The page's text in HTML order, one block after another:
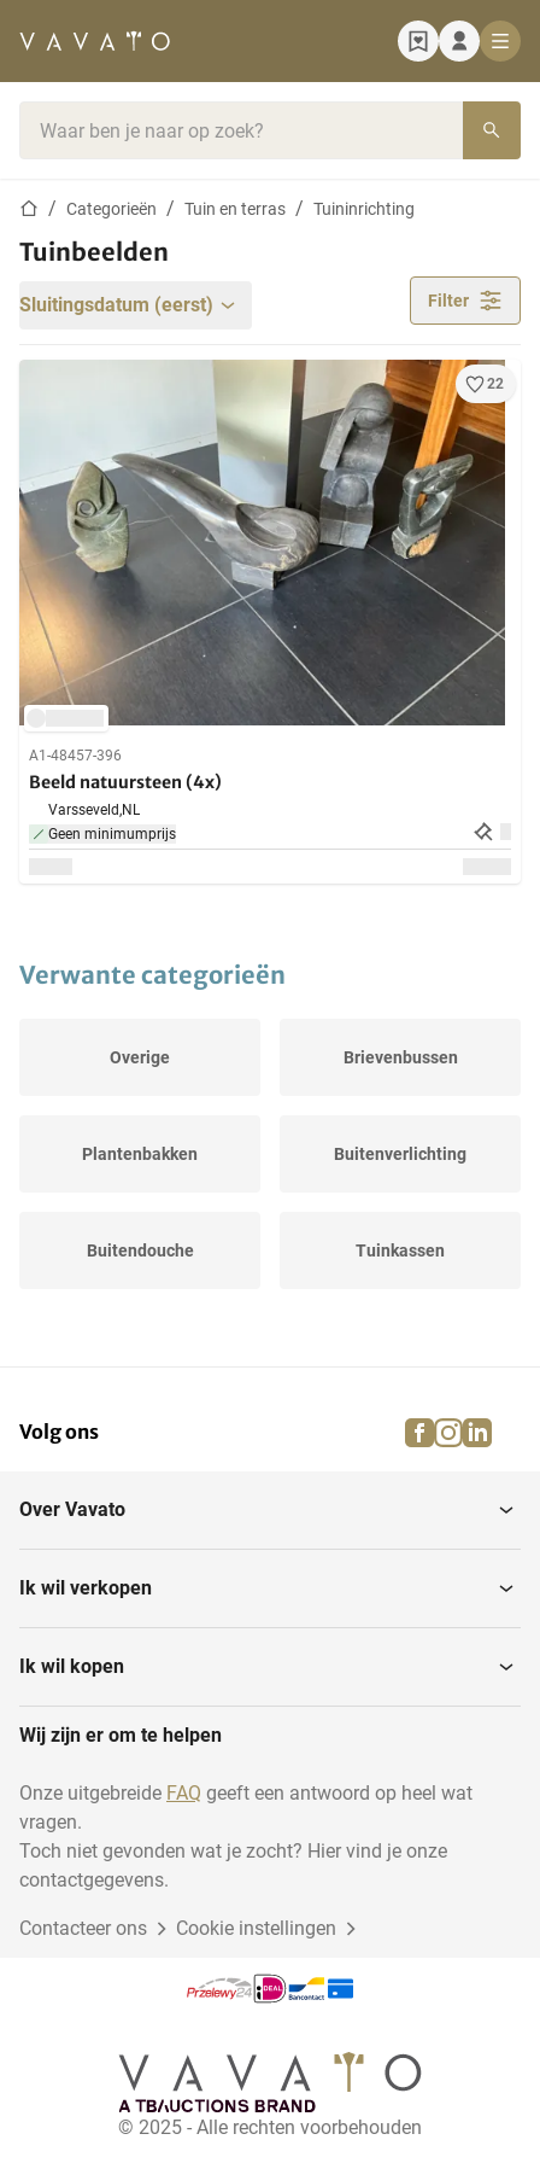
StartpaginaCategorieën Tuin en terras Tuininrichting
Tuinbeelden
Sluitingsdatum (eerst) Filter
22
A1-48457-396
Beeld natuursteen (4x)
Varsseveld,NL
Geen minimumprijs
Verwante categorieën
Overige Brievenbussen
Plantenbakken Buitenverlichting
Buitendouche Tuinkassen
Terrasverwarming Tuinhuizen en blokhutten
Volg ons facebook
Over Vavato
Ik wil verkopen
Ik wil kopen
Wij zijn er om te helpen
Onze uitgebreide FAQ geeft een antwoord op heel wat
vragen.
Toch niet gevonden wat je zocht? Hier vind je onze
contactgegevens.
Contacteer ons Cookie instellingen
© 2025 - Alle rechten voorbehouden